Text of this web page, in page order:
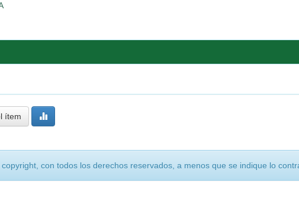
ítem
con todos los derechos reservados, a menos que se indique lo